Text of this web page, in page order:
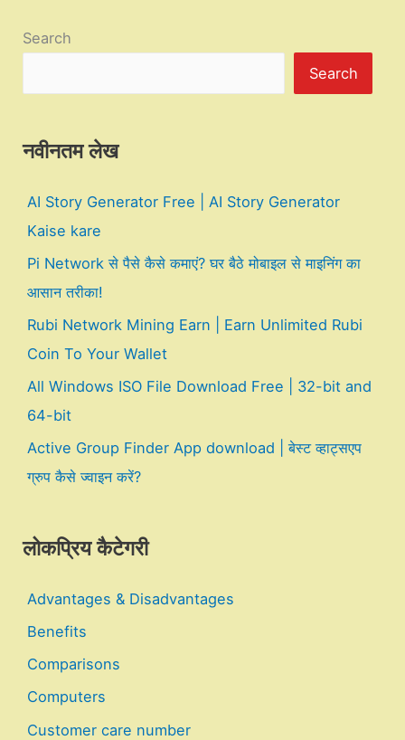
Search
Search
नवीनतम लेख
AI Story Generator Free | AI Story Generator
Kaise kare
Pi Network से पैसे कैसे कमाएं? घर बैठे मोबाइल से माइनिंग का
आसान तरीका!
Rubi Network Mining Earn | Earn Unlimited Rubi
Coin To Your Wallet
All Windows ISO File Download Free | 32-bit and
64-bit
Active Group Finder App download | बेस्ट व्हाट्सएप
ग्रुप कैसे ज्वाइन करें?
लोकप्रिय कैटेगरी
Advantages & Disadvantages
Benefits
Comparisons
Computers
Customer care number